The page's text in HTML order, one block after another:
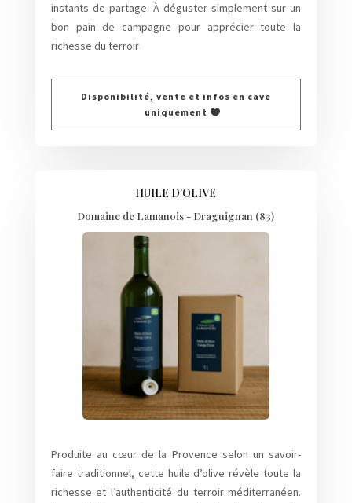
instants de partage. À déguster simplement sur un
bon pain de campagne pour apprécier toute la
richesse du terroir
Disponibilité, vente et infos en cave
uniquement
HUILE D'OLIVE
Domaine de Lamanois - Draguignan (83)
Produite au cœur de la Provence selon un savoir-
faire traditionnel, cette huile d’olive révèle toute la
richesse et l’authenticité du terroir méditerranéen.